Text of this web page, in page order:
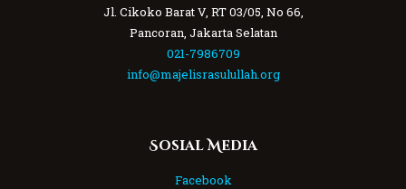
Jl. Cikoko Barat V, RT 03/05, No 66,
Pancoran, Jakarta Selatan
021-7986709
info@majelisrasulullah.org
Sosial Media
Facebook